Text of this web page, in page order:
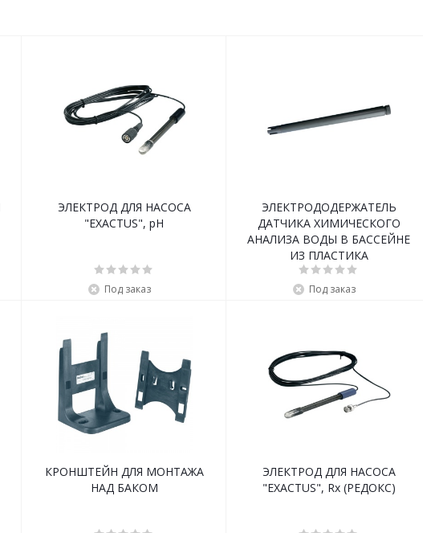
ЭЛЕКТРОД ДЛЯ НАСОСА
"EXACTUS", pH
Под заказ
ЭЛЕКТРОДОДЕРЖАТЕЛЬ
ДАТЧИКА ХИМИЧЕСКОГО
АНАЛИЗА ВОДЫ В БАССЕЙНЕ
ИЗ ПЛАСТИКА
Под заказ
КРОНШТЕЙН ДЛЯ МОНТАЖА
НАД БАКОМ
ЭЛЕКТРОД ДЛЯ НАСОСА
"EXACTUS", Rx (РЕДОКС)